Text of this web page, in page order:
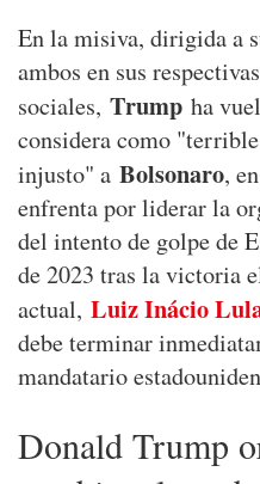
En la misiva, dirigida a
ambos en sus
sociales, Trump ha
considera como
injusto" a Bolsonaro,
enfrenta por liderar la
del intento de golpe de
de 2023 tras la victoria
actual, Luiz Inácio
debe terminar
mandatario
Donald Trump